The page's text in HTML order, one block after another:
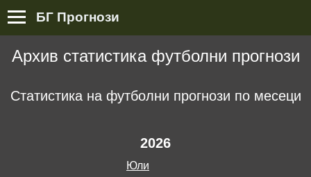
БГ Прогнози
Архив статистика футболни прогнози
Статистика на футболни прогнози по месеци
2026
юли